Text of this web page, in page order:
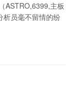
ASTRO,6399,主板
析员毫不留情的纷